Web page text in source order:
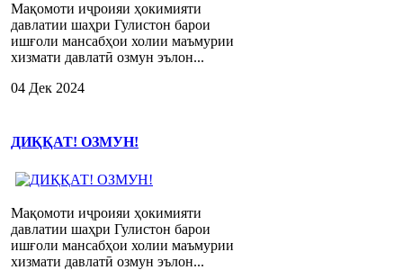
Мақомоти иҷроияи ҳокимияти
давлатии шаҳри Гулистон барои
ишғоли мансабҳои холии маъмурии
хизмати давлатӣ озмун эълон...
04 Дек 2024
ДИҚҚАТ! ОЗМУН!
Мақомоти иҷроияи ҳокимияти
давлатии шаҳри Гулистон барои
ишғоли мансабҳои холии маъмурии
хизмати давлатӣ озмун эълон...